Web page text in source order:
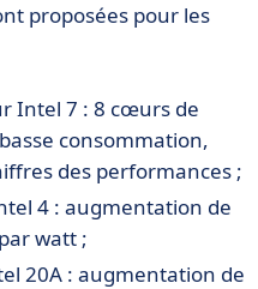
proposées pour les
Intel 7 : 8 cœurs de
consommation,
des performances ;
4 : augmentation de
watt ;
20A : augmentation de